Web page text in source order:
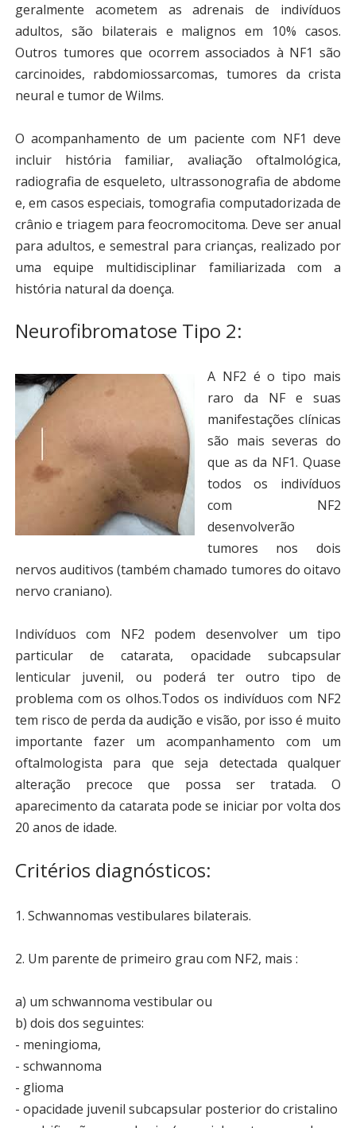
geralmente acometem as adrenais de indivíduos
adultos, são bilaterais e malignos em 10% casos.
Outros tumores que ocorrem associados à NF1 são
carcinoides, rabdomiossarcomas, tumores da crista
neural e tumor de Wilms.
O acompanhamento de um paciente com NF1 deve
incluir história familiar, avaliação oftalmológica,
radiografia de esqueleto, ultrassonografia de abdome
e, em casos especiais, tomografia computadorizada de
crânio e triagem para feocromocitoma. Deve ser anual
para adultos, e semestral para crianças, realizado por
uma equipe multidisciplinar familiarizada com a
história natural da doença.
Neurofibromatose Tipo 2:
A NF2 é o tipo mais
raro da NF e suas
manifestações clínicas
são mais severas do
que as da NF1. Quase
todos os indivíduos
com NF2
desenvolverão
tumores nos dois
nervos auditivos (também chamado tumores do oitavo
nervo craniano).
Indivíduos com NF2 podem desenvolver um tipo
particular de catarata, opacidade subcapsular
lenticular juvenil, ou poderá ter outro tipo de
problema com os olhos.Todos os indivíduos com NF2
tem risco de perda da audição e visão, por isso é muito
importante fazer um acompanhamento com um
oftalmologista para que seja detectada qualquer
alteração precoce que possa ser tratada. O
aparecimento da catarata pode se iniciar por volta dos
20 anos de idade.
Critérios diagnósticos:
1. Schwannomas vestibulares bilaterais.
2. Um parente de primeiro grau com NF2, mais :
a) um schwannoma vestibular ou
b) dois dos seguintes:
- meningioma,
- schwannoma
- glioma
- opacidade juvenil subcapsular posterior do cristalino